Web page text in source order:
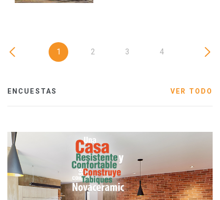
1 2 3 4
ENCUESTAS VER TODO